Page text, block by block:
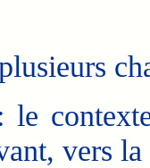
vers